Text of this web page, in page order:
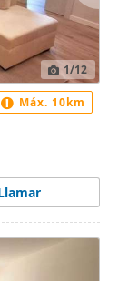
1/12
Máx. 10km